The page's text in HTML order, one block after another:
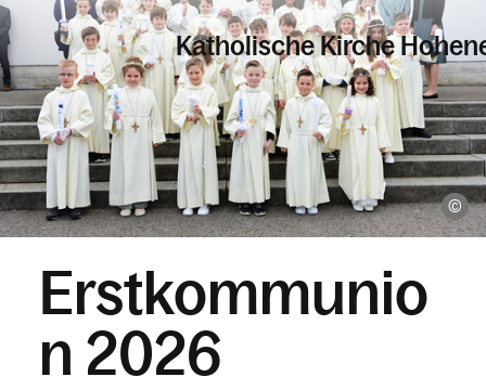
Katholische Kirche
Informationen
Pfarren
Kalender
Erstkommunio
n 2026